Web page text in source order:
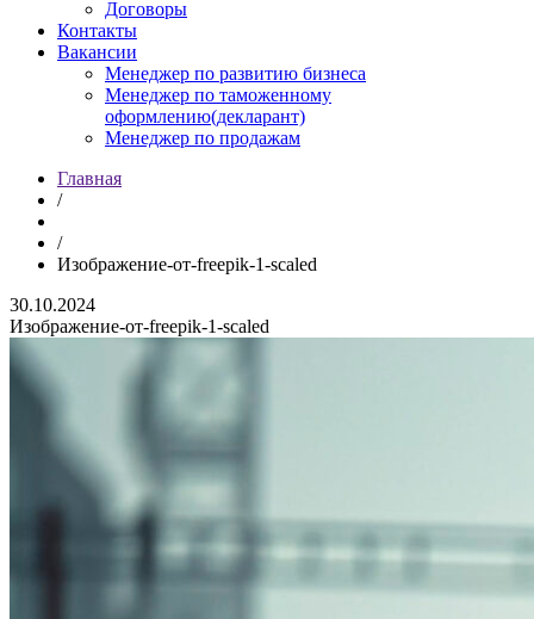
Договоры
Контакты
Вакансии
Менеджер по развитию бизнеса
Менеджер по таможенному
оформлению(декларант)
Менеджер по продажам
Главная
/
/
Изображение-от-freepik-1-scaled
30.10.2024
Изображение-от-freepik-1-scaled